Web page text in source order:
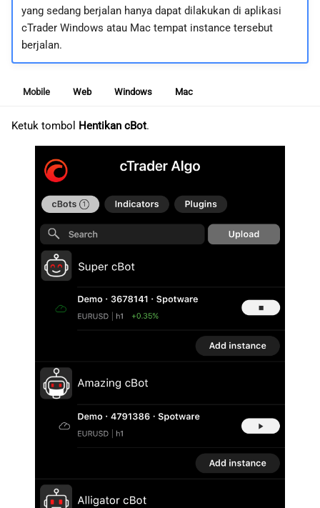
yang sedang berjalan hanya dapat dilakukan di aplikasi
cTrader Windows atau Mac tempat instance tersebut
berjalan.
Mobile Web Windows Mac
Ketuk tombol Hentikan cBot.